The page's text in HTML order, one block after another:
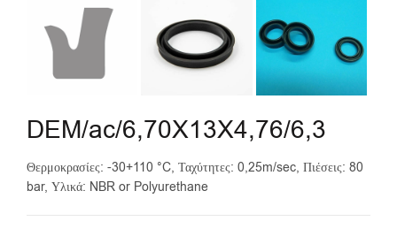
DEM/ac/6,70X13X4,76/6,3
Θερμοκρασίες: -30+110 °C, Ταχύτητες: 0,25m/sec, Πιέσεις: 80
bar, Υλικά: NBR or Polyurethane